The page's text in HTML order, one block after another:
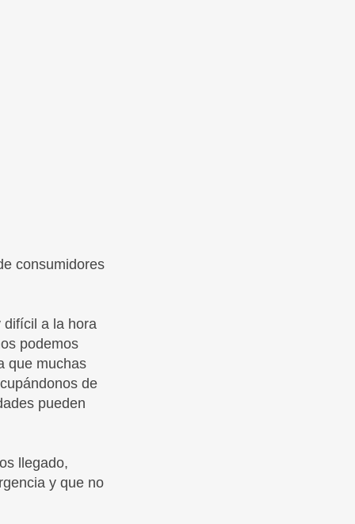
consumidores
difícil a la hora
podemos
que muchas
de
pueden
llegado,
y que no